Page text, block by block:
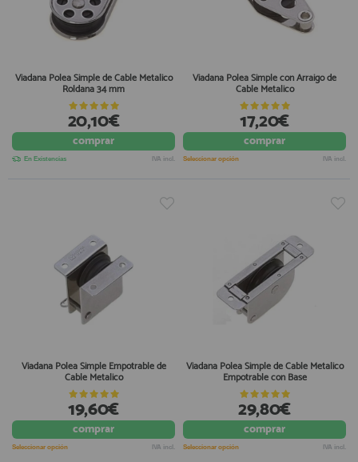
Viadana Polea Simple de Cable Metalico
Roldana 34 mm
20,10€
comprar
En Existencias IVA incl.
Viadana Polea Simple con Arraigo de
Cable Metalico
17,20€
comprar
Seleccionar opción IVA incl.
Viadana Polea Simple Empotrable de
Cable Metalico
19,60€
comprar
Seleccionar opción IVA incl.
Viadana Polea Simple de Cable Metalico
Empotrable con Base
29,80€
comprar
Seleccionar opción IVA incl.